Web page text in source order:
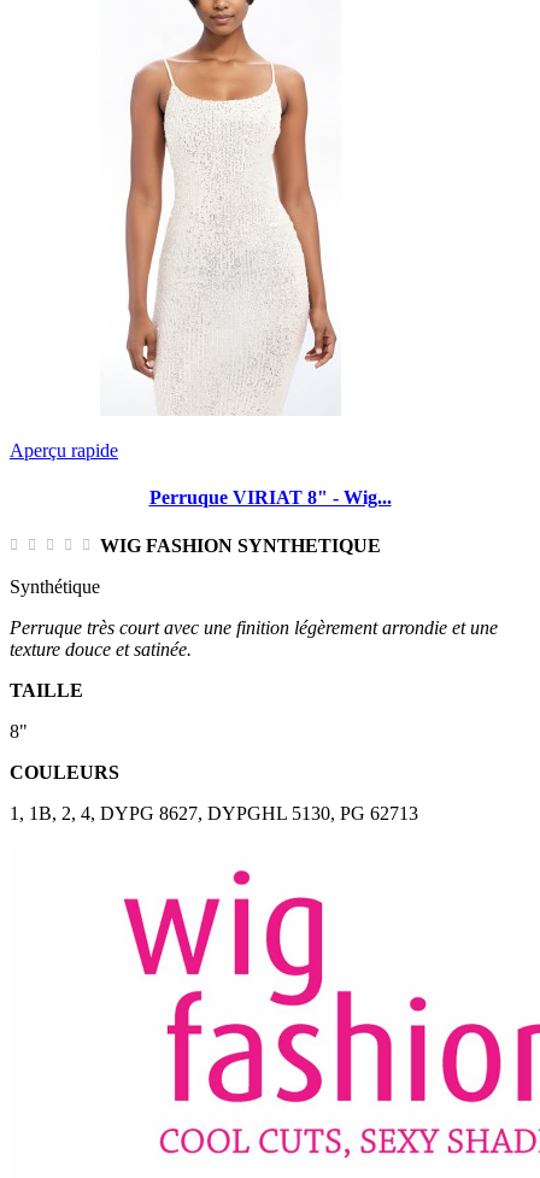
Aperçu rapide
Perruque VIRIAT 8" - Wig...
WIG FASHION SYNTHETIQUE
Synthétique
Perruque très court avec une finition légèrement arrondie et une
texture douce et satinée.
TAILLE
8"
COULEURS
1, 1B, 2, 4, DYPG 8627, DYPGHL 5130, PG 62713